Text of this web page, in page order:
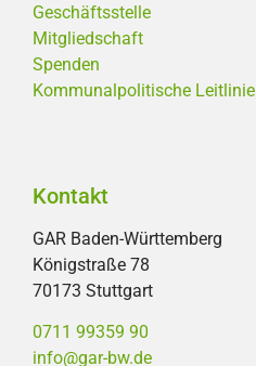
Geschäftsstelle
Mitgliedschaft
Spenden
Kommunalpolitische Leitlinie
Kontakt
GAR Baden-Württemberg
Königstraße 78
70173 Stuttgart
0711 99359 90
info@gar-bw.de